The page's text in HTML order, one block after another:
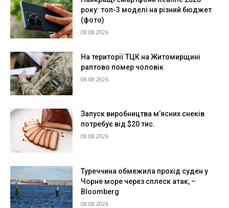
року: топ-3 моделі на різний бюджет
(фото)
08.08.2026
На території ТЦК на Житомирщині
раптово помер чоловік
08.08.2026
Запуск виробництва м’ясних снеків
потребує від $20 тис.
08.08.2026
Туреччина обмежила прохід суден у
Чорне море через сплеск атак, –
Bloomberg
08.08.2026